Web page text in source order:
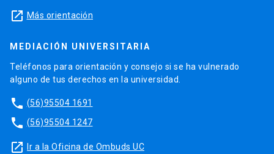
launch Más orientación
MEDIACIÓN UNIVERSITARIA
Teléfonos para orientación y consejo si se ha vulnerado
alguno de tus derechos en la universidad.
phone (56)95504 1691
phone (56)95504 1247
launch Ir a la Oficina de Ombuds UC